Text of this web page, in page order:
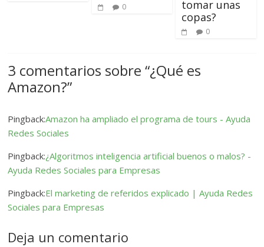
0
tomar unas
copas?
0
3 comentarios sobre “¿Qué es
Amazon?”
Pingback:Amazon ha ampliado el programa de tours - Ayuda
Redes Sociales
Pingback:¿Algoritmos inteligencia artificial buenos o malos? -
Ayuda Redes Sociales para Empresas
Pingback:El marketing de referidos explicado | Ayuda Redes
Sociales para Empresas
Deja un comentario